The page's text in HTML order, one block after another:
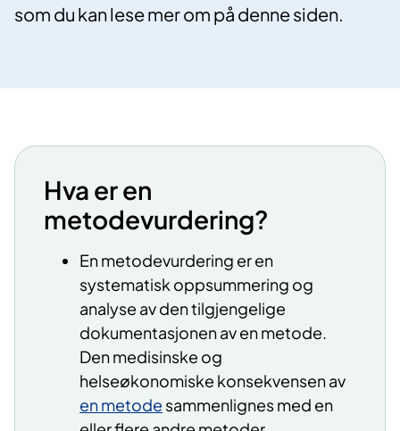
som du kan lese mer om på denne siden.
​​​Hva er en
metodevurdering?
En metodevurdering er en
systematisk oppsummering og
analyse av den tilgjengelige
dokumentasjonen av en metode.
Den medisinske og
helseøkonomiske konsekvensen av
en metode sammenlignes med en